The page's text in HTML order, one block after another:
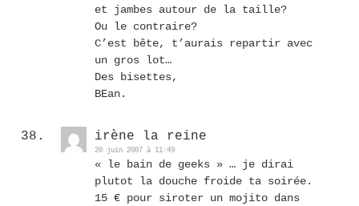
et jambes autour de la taille?
Ou le contraire?
C’est bête, t’aurais repartir avec
un gros lot…
Des bisettes,
BEan.
irène la reine
20 juin 2007 à 11:49
« le bain de geeks » … je dirai
plutot la douche froide ta soirée.
15 € pour siroter un mojito dans